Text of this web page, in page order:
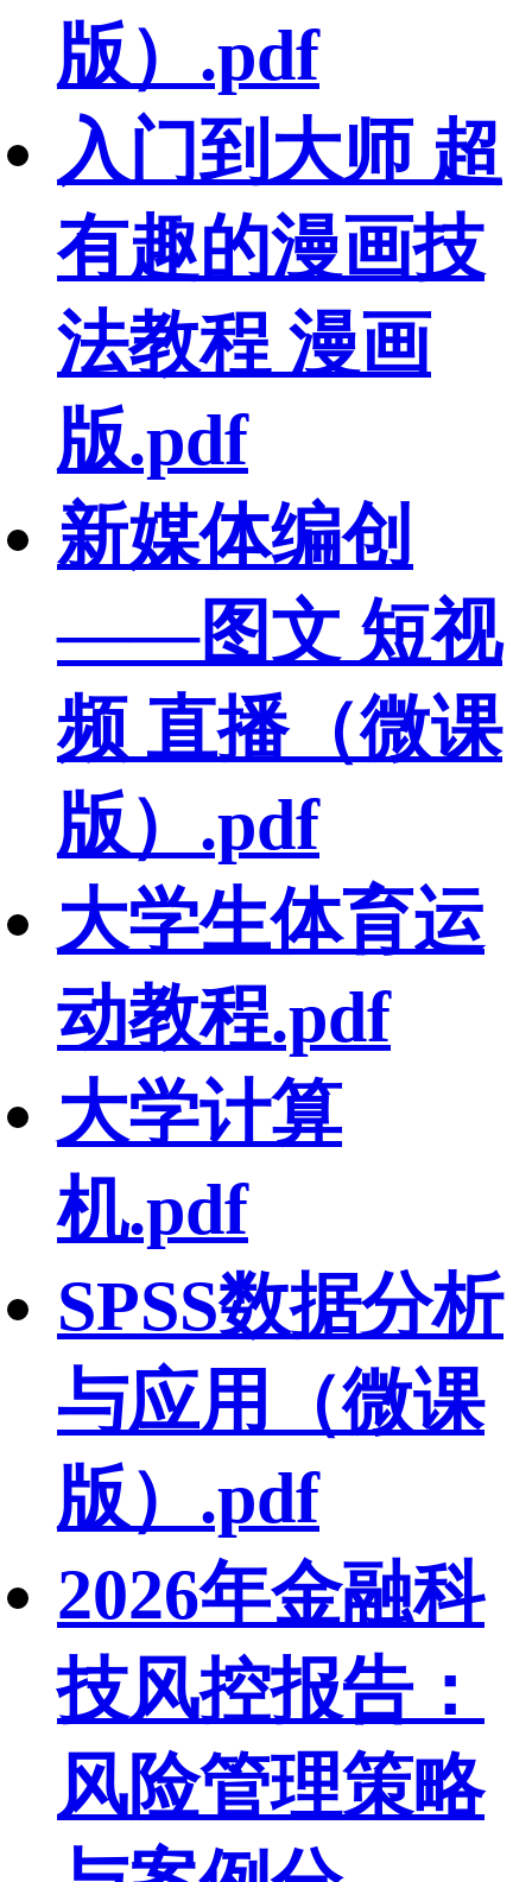
版）.pdf
入门到大师 超
有趣的漫画技
法教程 漫画
版.pdf
新媒体编创
——图文 短视
频 直播（微课
版）.pdf
大学生体育运
动教程.pdf
大学计算
机.pdf
SPSS数据分析
与应用（微课
版）.pdf
2026年金融科
技风控报告：
风险管理策略